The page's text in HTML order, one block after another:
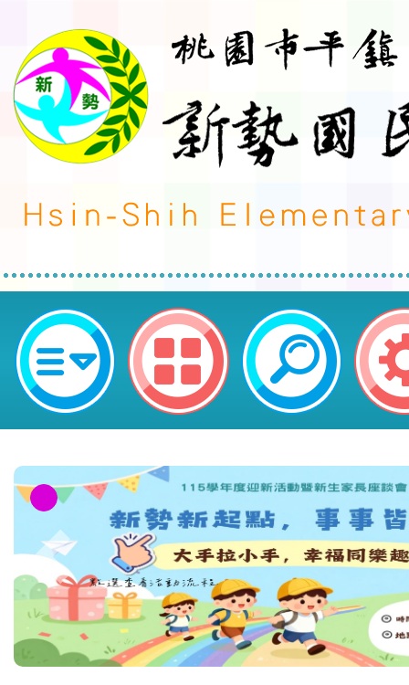
「2025加拿大iCAN國際發明創新
鎮區新勢國民小學
淨零綠領人才培育課程